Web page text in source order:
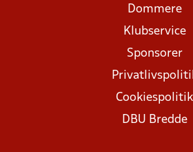
Dommere
Klubservice
Sponsorer
Cookiespolitik
DBU Bredde